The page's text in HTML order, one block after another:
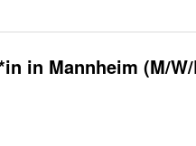
in Mannheim (M/W/